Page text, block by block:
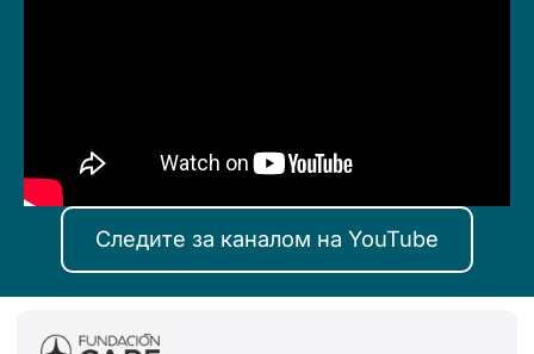
Следите за каналом на YouTube